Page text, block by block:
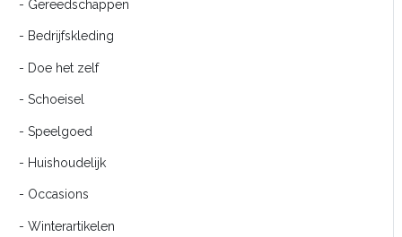
- Gereedschappen
- Bedrijfskleding
- Doe het zelf
- Schoeisel
- Speelgoed
- Huishoudelijk
- Occasions
- Winterartikelen